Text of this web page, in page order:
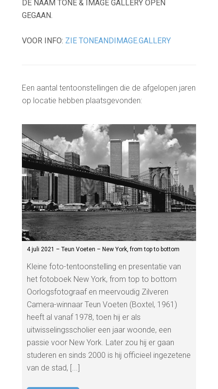
DE NAAM TONE & IMAGE GALLERY OPEN
GEGAAN.
VOOR INFO: ZIE TONEANDIMAGE.GALLERY
Een aantal tentoonstellingen die de afgelopen jaren
op locatie hebben plaatsgevonden:
4 juli 2021 – Teun Voeten – New York, from top to bottom
Kleine foto-tentoonstelling en presentatie van
het fotoboek New York, from top to bottom
Oorlogsfotograaf en meervoudig Zilveren
Camera-winnaar Teun Voeten (Boxtel, 1961)
heeft al vanaf 1978, toen hij er als
uitwisselingsscholier een jaar woonde, een
passie voor New York. Later zou hij er gaan
studeren en sinds 2000 is hij officieel ingezetene
van de stad, [...]